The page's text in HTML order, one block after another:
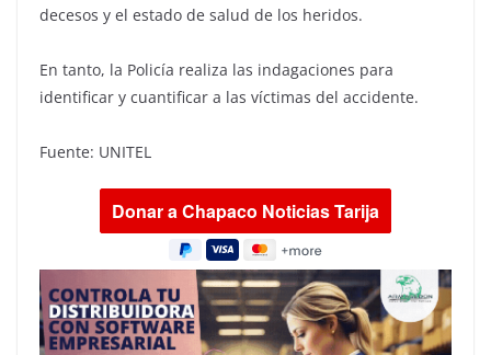
decesos y el estado de salud de los heridos.
En tanto, la Policía realiza las indagaciones para
identificar y cuantificar a las víctimas del accidente.
Fuente: UNITEL